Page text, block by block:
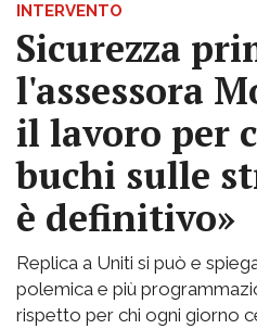
INTERVENTO
Sicurezza
l'assessora
il lavoro per
buchi sulle
è definitivo»
Replica a Uniti si può e
polemica e più
rispetto per chi ogni giorno